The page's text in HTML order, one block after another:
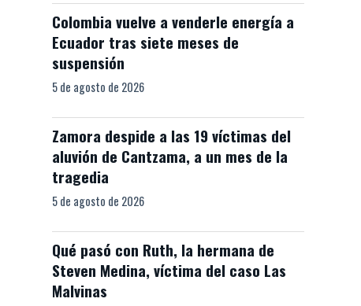
Colombia vuelve a venderle energía a
Ecuador tras siete meses de
suspensión
5 de agosto de 2026
Zamora despide a las 19 víctimas del
aluvión de Cantzama, a un mes de la
tragedia
5 de agosto de 2026
Qué pasó con Ruth, la hermana de
Steven Medina, víctima del caso Las
Malvinas